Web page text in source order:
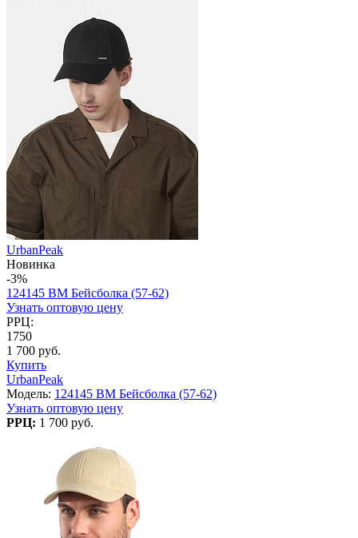
UrbanPeak
Новинка
-3%
124145 BM Бейсболка (57-62)
Узнать оптовую цену
РРЦ:
1750
1 700 руб.
Купить
UrbanPeak
Модель: 124145 BM Бейсболка (57-62)
Узнать оптовую цену
РРЦ: 1 700 руб.